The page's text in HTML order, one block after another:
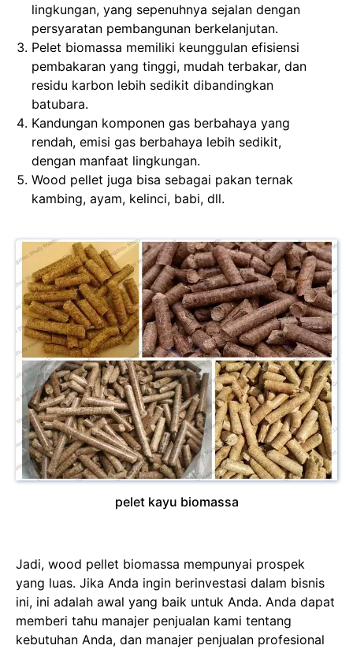
lingkungan, yang sepenuhnya sejalan dengan
persyaratan pembangunan berkelanjutan.
Pelet biomassa memiliki keunggulan efisiensi
pembakaran yang tinggi, mudah terbakar, dan
residu karbon lebih sedikit dibandingkan
batubara.
Kandungan komponen gas berbahaya yang
rendah, emisi gas berbahaya lebih sedikit,
dengan manfaat lingkungan.
Wood pellet juga bisa sebagai pakan ternak
kambing, ayam, kelinci, babi, dll.
pelet kayu biomassa
Jadi, wood pellet biomassa mempunyai prospek
yang luas. Jika Anda ingin berinvestasi dalam bisnis
ini, ini adalah awal yang baik untuk Anda. Anda dapat
memberi tahu manajer penjualan kami tentang
kebutuhan Anda, dan manajer penjualan profesional